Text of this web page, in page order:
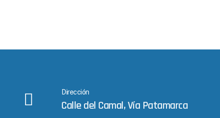
Dirección
Calle del Camal, Vía Patamarca